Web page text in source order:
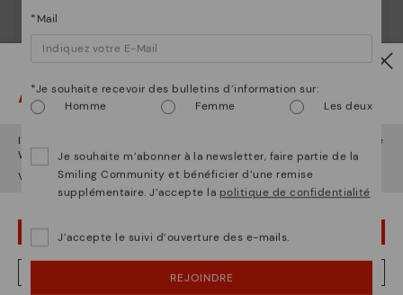
La nature de Pikolinos
Découvrez suite
chaussure unique.
Attention !
Il semble que vous êtes en
et vous allez accéder au site
Web deFrance.
Voulez-vous aller sur le site Web deÉtats-Unis ?
OUPS... JE ME SUIS TROMPÉ, JE VEUX RESTER EN ÉTATS-UNIS
NON, JE VEUX ALLER SUR LE SITE WEB DU FRANCE
*Mail
*Je souhaite recevoir des bulletins d’information sur:
Homme
Femme Les deux
Je souhaite m’abonner à la newsletter, faire partie de la
Smiling Community et bénéficier d’une remise
supplémentaire. J’accepte la politique de confidentialité
J’accepte le suivi d’ouverture des e-mails.
REJOINDRE